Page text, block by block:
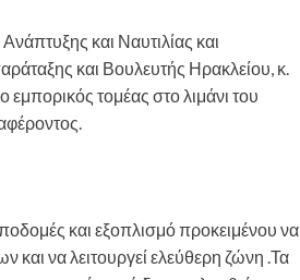
και Ναυτιλίας και
και Βουλευτής Ηρακλείου, κ.
εμπορικός τομέας στο λιμάνι του
και εξοπλισμό προκειμένου να
και να λειτουργεί ελεύθερη ζώνη .Τα